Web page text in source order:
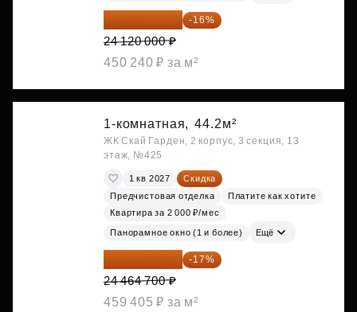
20 260 800 ₽ -16%
24 120 000 ₽
450 240 ₽ за м²
1-комнатная, 44.2м²
ЖК Скай Гарден, 2 корпус, 3 секция, 13
этаж, №425
1 кв 2027
Скидка
Предчистовая отделка
Платите как хотите
Квартира за 2 000 ₽/мес
Панорамное окно (1 и более) Ещё
20 305 701 ₽ -17%
24 464 700 ₽
459 405 ₽ за м²